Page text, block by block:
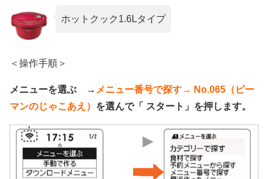
ホットクック1.6Lタイプ
＜操作手順＞
メニューを選ぶ → メニュー番号で探す→ No.065（ピー
マンのじゃこあえ） を選んで「 スタート」を押します。